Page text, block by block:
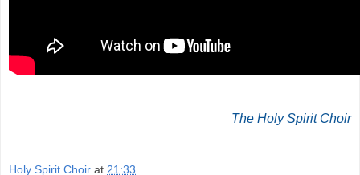
The Holy Spirit Choir
Holy Spirit Choir at 21:33